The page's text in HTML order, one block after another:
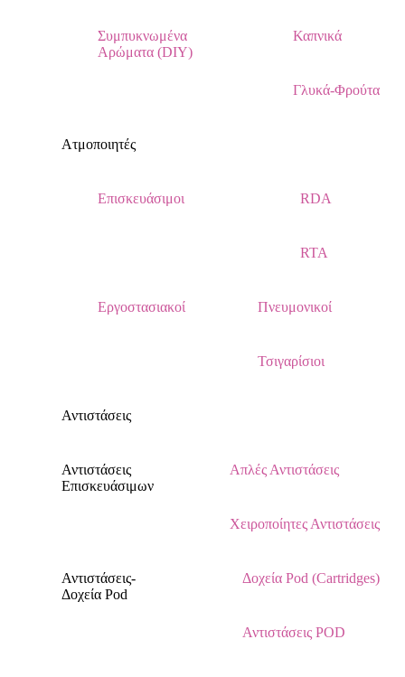
Συμπυκνωμένα
Αρώματα (DIY)
Καπνικά
Γλυκά-Φρούτα
Ατμοποιητές
Επισκευάσιμοι RDA
RTA
Εργοστασιακοί Πνευμονικοί
Τσιγαρίσιοι
Αντιστάσεις
Αντιστάσεις
Επισκευάσιμων
Απλές Αντιστάσεις
Χειροποίητες Αντιστάσεις
Αντιστάσεις-
Δοχεία Pod
Δοχεία Pod (Cartridges)
Αντιστάσεις POD